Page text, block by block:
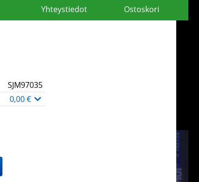
Yhteystiedot Ostoskori
SJM97035
0,00 €